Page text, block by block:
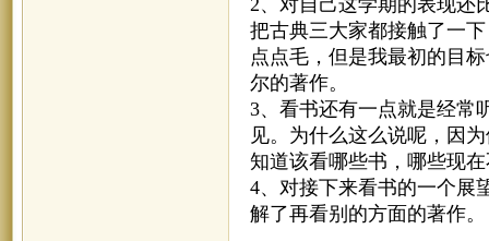
把古典三大家都接触了一
点点毛，但是我最初的目
尔的著作。
3、看书还有一点就是经常
见。为什么这么说呢，因
知道该看哪些书，哪些现
4、对接下来看书的一个展
解了再看别的方面的著作。